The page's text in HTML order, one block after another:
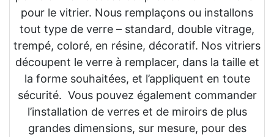
pour le vitrier. Nous remplaçons ou installons
tout type de verre – standard, double vitrage,
trempé, coloré, en résine, décoratif. Nos vitriers
découpent le verre à remplacer, dans la taille et
la forme souhaitées, et l’appliquent en toute
sécurité. Vous pouvez également commander
l’installation de verres et de miroirs de plus
grandes dimensions, sur mesure, pour des